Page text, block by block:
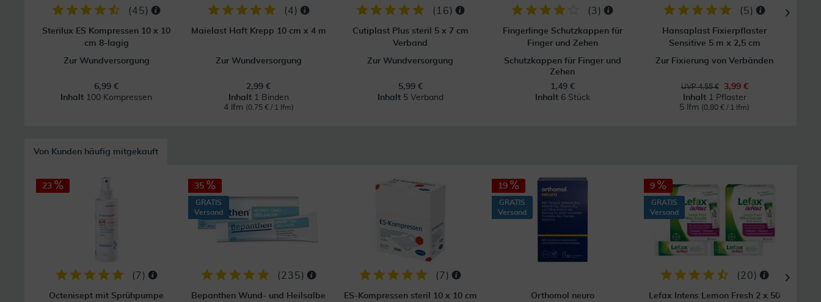
(45)
Sterilux ES Kompressen 10 x 10
cm 8-lagig
Zur Wundversorgung
6,99 €
Inhalt 100 Kompressen
(4)
Maielast Haft Krepp 10 cm x 4 m
Zur Wundversorgung
2,99 €
Inhalt 1 Binden
4 lfm (0,75 € / 1 lfm)
( 16)
Cutiplast Plus steril 5 x 7 cm
Verband
Zur Wundversorgung
5,99 €
Inhalt 5 Verband
(3)
Fingerlinge Schutzkappen für
Finger und Zehen
Schutzkappen für Finger und
Zehen
1,49 €
Inhalt 6 Stück
(5)
Hansaplast Fixierpflaster
Sensitive 5 m x 2,5 cm
Zur Fixierung von Verbänden
UVP 4,55 €
3,99 €
Inhalt 1 Pflaster
5 lfm (0,80 € / 1 lfm)
Von Kunden häufig mitgekauft
23
( 7 )
Octenisept mit Sprühpumpe
35
GRATIS
Versand
(235)
Bepanthen Wund- und Heilsalbe
( 7 )
ES-Kompressen steril 10 x 10 cm
19
GRATIS
Versand
Orthomol neuro
9
GRATIS
Versand
(20)
Lefax Intens Lemon Fresh 2 x 50